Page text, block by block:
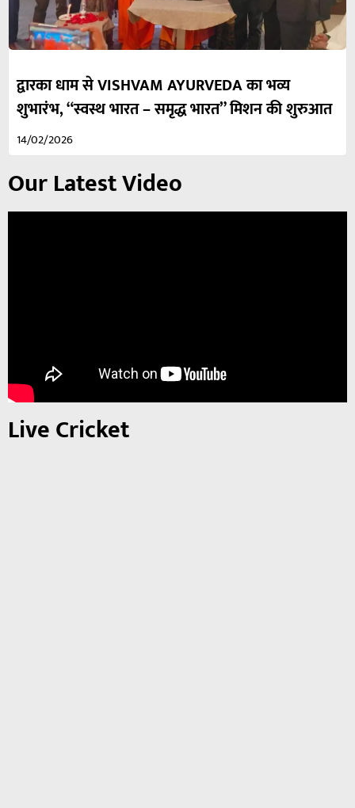
द्वारका धाम से VISHVAM AYURVEDA का भव्य
शुभारंभ, “स्वस्थ भारत – समृद्ध भारत” मिशन की शुरुआत
14/02/2026
Our Latest Video
Live Cricket